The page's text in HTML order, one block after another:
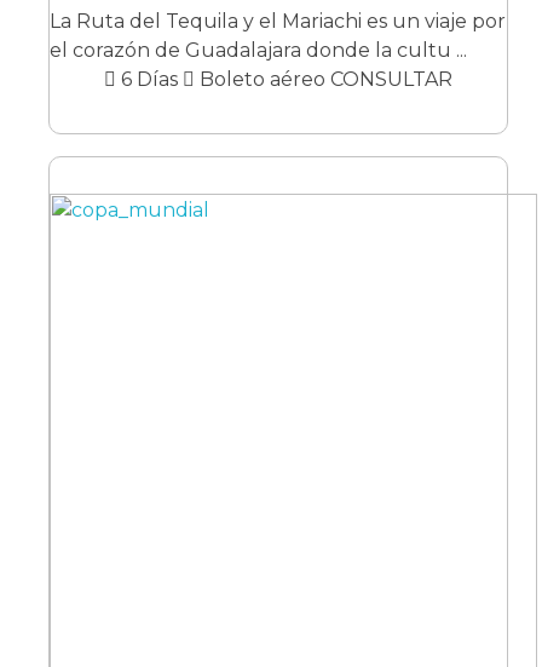
La Ruta del Tequila y el Mariachi es un viaje por
el corazón de Guadalajara donde la cultu ...
6 Días
Boleto aéreo CONSULTAR